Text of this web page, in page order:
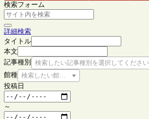
検索フォーム
詳細検索
タイトル
本文
記事種別
検索したい記事種別を選択してください
館種 検索したい館種を選択してください
投稿日
～